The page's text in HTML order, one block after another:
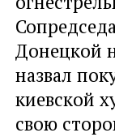
Донецкой
назвал
киевской
свою